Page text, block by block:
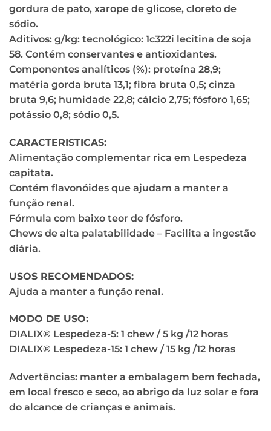
gordura de pato, xarope de glicose, cloreto de
sódio.
Aditivos: g/kg: tecnológico: 1c322i lecitina de soja
58. Contém conservantes e antioxidantes.
Componentes analíticos (%): proteína 28,9;
matéria gorda bruta 13,1; fibra bruta 0,5; cinza
bruta 9,6; humidade 22,8; cálcio 2,75; fósforo 1,65;
potássio 0,8; sódio 0,5.
CARACTERISTICAS:
Alimentação complementar rica em Lespedeza
capitata.
Contém flavonóides que ajudam a manter a
função renal.
Fórmula com baixo teor de fósforo.
Chews de alta palatabilidade – Facilita a ingestão
diária.
USOS RECOMENDADOS:
Ajuda a manter a função renal.
MODO DE USO:
DIALIX® Lespedeza-5: 1 chew / 5 kg /12 horas
DIALIX® Lespedeza-15: 1 chew / 15 kg /12 horas
Advertências: manter a embalagem bem fechada,
em local fresco e seco, ao abrigo da luz solar e fora
do alcance de crianças e animais.